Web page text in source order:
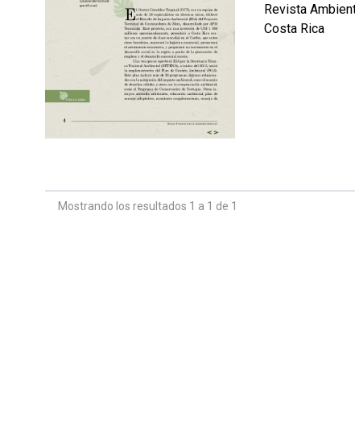
Revista
Costa Rica
Mostrando los resultados 1 a 1 de 1